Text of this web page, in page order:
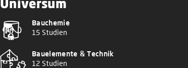
Bauchemie
15 Studien
Bauelemente & Technik
12 Studien